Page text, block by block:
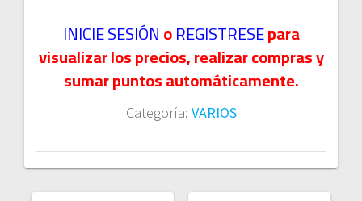
INICIE SESIÓNoREGISTRESEpara
visualizar los precios, realizar compras y
sumar puntos automáticamente.
Categoría: VARIOS